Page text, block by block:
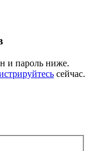
и пароль ниже.
сейчас.